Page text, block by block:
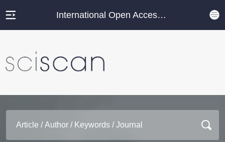
International Open Access Journal Platform